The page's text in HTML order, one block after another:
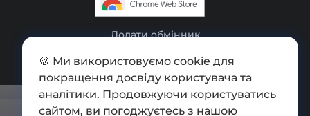
Додати обмінник
Мапа сайту
Press kit
Умови використання
🍪 Ми використовуємо cookie для
покращення досвіду користувача та
аналітики. Продовжуючи користуватись
сайтом, ви погоджуєтесь з нашою